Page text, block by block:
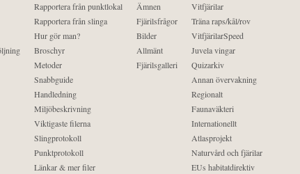
Rapportera från punktlokal
Rapportera från slinga
Hur gör man?
Broschyr
Metoder
Snabbguide
Handledning
Miljöbeskrivning
Viktigaste filerna
Slingprotokoll
Punktprotokoll
Länkar & mer filer
Ämnen
Fjärilsfrågor
Bilder
Allmänt
Fjärilsgalleri
Vitfjärilar
Träna raps/kål/rov
VitfjärilarSpeed
Juvela vingar
Quizarkiv
Annan övervakning
Regionalt
Faunaväkteri
Internationellt
Atlasprojekt
Naturvård och fjärilar
EUs habitatdirektiv